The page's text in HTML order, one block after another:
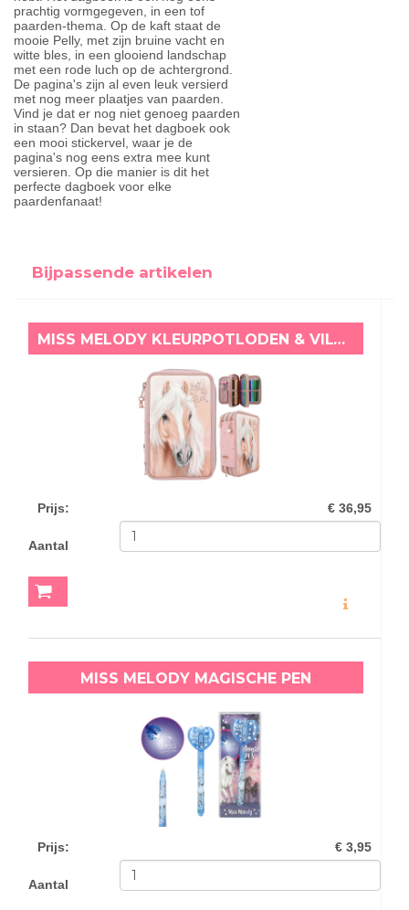
prachtig vormgegeven, in een tof
paarden-thema. Op de kaft staat de
mooie Pelly, met zijn bruine vacht en
witte bles, in een glooiend landschap
met een rode luch op de achtergrond.
De pagina's zijn al even leuk versierd
met nog meer plaatjes van paarden.
Vind je dat er nog niet genoeg paarden
in staan? Dan bevat het dagboek ook
een mooi stickervel, waar je de
pagina's nog eens extra mee kunt
versieren. Op die manier is dit het
perfecte dagboek voor elke
paardenfanaat!
Bijpassende artikelen
MISS MELODY KLEURPOTLODEN & VILTSTIFTEN ETUI WILD AND FREE
Prijs: € 36,95
Aantal
MISS MELODY MAGISCHE PEN
Prijs: € 3,95
Aantal